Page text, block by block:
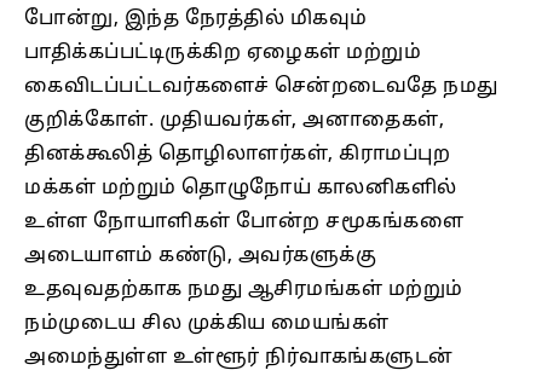
போன்று, இந்த நேரத்தில் மிகவும்
பாதிக்கப்பட்டிருக்கிற ஏழைகள் மற்றும்
கைவிடப்பட்டவர்களைச் சென்றடைவதே நமது
குறிக்கோள். முதியவர்கள், அனாதைகள்,
தினக்கூலித் தொழிலாளர்கள், கிராமப்புற
மக்கள் மற்றும் தொழுநோய் காலனிகளில்
உள்ள நோயாளிகள் போன்ற சமூகங்களை
அடையாளம் கண்டு, அவர்களுக்கு
உதவுவதற்காக நமது ஆசிரமங்கள் மற்றும்
நம்முடைய சில முக்கிய மையங்கள்
அமைந்துள்ள உள்ளூர் நிர்வாகங்களுடன்